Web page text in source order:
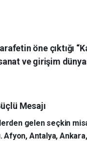
öne çıktığı
ve girişim
Mesajı
gelen seçkin
Afyon, Antalya,